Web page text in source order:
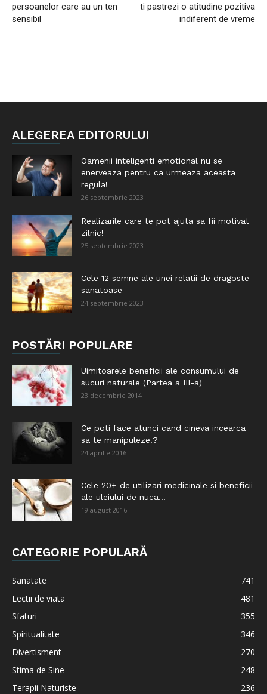
persoanelor care au un ten
sensibil
ti pastrezi o atitudine pozitiva
indiferent de vreme
ALEGEREA EDITORULUI
Oamenii inteligenti emotional nu se
enerveaza pentru ca urmeaza aceasta
regula!
26 septembrie 2023
Realizarile care te pot ajuta sa fii motivat
zilnic!
25 septembrie 2023
Cele 12 semne ale unei relatii de dragoste
sanatoase
24 septembrie 2023
POSTĂRI POPULARE
Uimitoarele beneficii ale consumului de
sucuri naturale (Partea a III-a)
23 decembrie 2014
Ce poti face atunci cand cineva incearca
sa te manipuleze!?
24 aprilie 2016
Cele 20+ de utilizari medicinale si beneficii
ale uleiului de nuca...
19 august 2016
CATEGORIE POPULARĂ
Sanatate
741
Lectii de viata
481
Sfaturi
355
Spiritualitate
346
Divertisment
270
Stima de Sine
248
Terapii Naturiste
236